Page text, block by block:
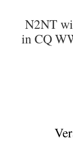
N2NT
in CQ